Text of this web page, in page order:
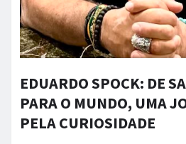
EDUARDO SPOCK: DE
PARA O MUNDO, UMA
PELA CURIOSIDADE